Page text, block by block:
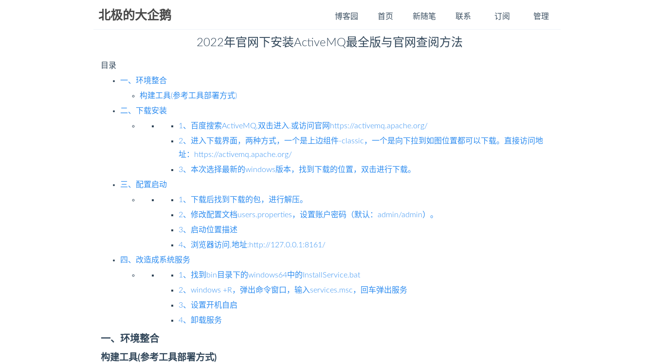
北极的大企鹅 博客园 首页 新随笔 联系 订阅 管理
2022年官网下安装ActiveMQ最全版与官网查阅方法
目录
一、环境整合
构建工具(参考工具部署方式)
二、下载安装
1、百度搜索ActiveMQ,双击进入.或访问官网https://activemq.apache.org/
2、进入下载界面，两种方式，一个是上边组件-classic，一个是向下拉到如图位置都可以下载。直接访问地
址：https://activemq.apache.org/
3、本次选择最新的windows版本，找到下载的位置，双击进行下载。
三、配置启动
1、下载后找到下载的包，进行解压。
2、修改配置文档users.properties，设置账户密码（默认：admin/admin）。
3、启动位置描述
4、浏览器访问,地址:http://127.0.0.1:8161/
四、改造成系统服务
1、找到bin目录下的windows64中的InstallService.bat
2、windows +R，弹出命令窗口，输入services.msc，回车弹出服务
3、设置开机自启
4、卸载服务
一、环境整合
构建工具(参考工具部署方式)